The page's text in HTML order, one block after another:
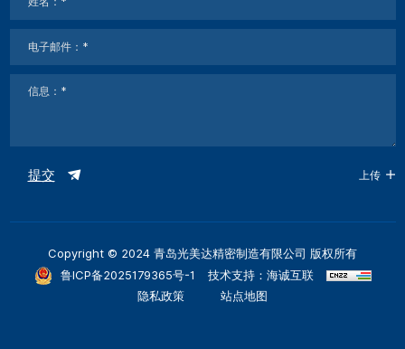
提交 上传
Copyright © 2024 青岛光美达精密制造有限公司 版权所有
鲁ICP备2025179365号-1
技术支持：海诚互联
隐私政策
站点地图